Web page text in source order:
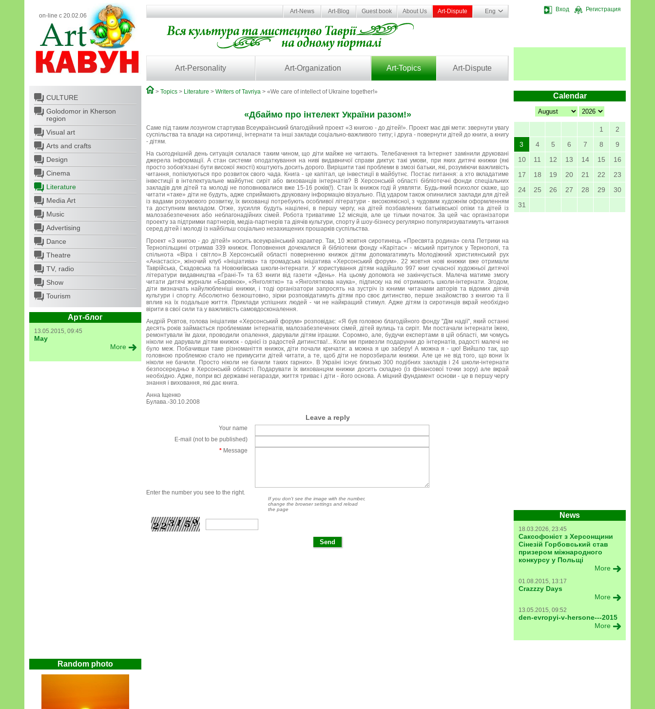
on-line с 20.02.06
Вход Регистрация
Art-News Art-Blog Guest book About Us Art-Dispute Eng
Art-Personality Art-Organization Art-Topics Art-Dispute
CULTURE
Golodomor in Kherson
region
Visual art
Arts and crafts
Design
Cinema
Literature
Media Art
Music
Advertising
Dance
Theatre
TV, radio
Show
Tourism
Арт-блог
13.05.2015, 09:45
May
More
Random photo
Calendar
1
2
3
4 5 6 7 8
9
10
11 12 13 14 15
16
17
18 19 20 21 22
23
24
25 26 27 28 29
30
31
News
18.03.2026, 23:45
Саксофоніст з Херсонщини
Сінезій Горбовський став
призером міжнародного
конкурсу у Польщі
More
01.08.2015, 13:17
Crazzzy Days
More
13.05.2015, 09:52
den-evropyi-v-hersone---2015
More
> Topics > Literature > Writers of Tavriya > «We care of intellect of Ukraine together!»
«Дбаймо про інтелект України разом!»
Саме під таким лозунгом стартував Всеукраїнський благодійний проект «З книгою - до дітей!». Проект має дві мети: звернути увагу
суспільства та влади на сиротинці, інтернати та інші заклади соціально-важливого типу; і друга - повернути дітей до книги, а книгу
- дітям.
На сьогоднішній день ситуація склалася таким чином, що діти майже не читають. Телебачення та Інтернет замінили друковані
джерела інформації. А стан системи оподаткування на ниві видавничої справи диктує такі умови, при яких дитячі книжки (які
просто зобов'язані бути високої якості) коштують досить дорого. Вирішити такі проблеми в змозі батьки, які, розуміючи важливість
читання, попіклуються про розвиток свого чада. Книга - це капітал, це інвестиції в майбутнє. Постає питання: а хто вкладатиме
інвестиції в інтелектуальне майбутнє сиріт або вихованців інтернатів? В Херсонській області бібліотечні фонди спеціальних
закладів для дітей та молоді не поповнювалися вже 15-16 років(!). Стан їх книжок годі й уявляти. Будь-який психолог скаже, що
читати «таке» діти не будуть, адже сприймають друковану інформацію візуально. Під ударом також опинилися заклади для дітей
із вадами розумового розвитку, їх вихованці потребують особливої літератури - високоякісної, з чудовим художнім оформленням
та доступним викладом. Отже, зусилля будуть націлені, в першу чергу, на дітей позбавлених батьківської опіки та дітей із
малозабезпечених або неблагонадійних сімей. Робота триватиме 12 місяців, але це тільки початок. За цей час організатори
проекту за підтримки партнерів, медіа-партнерів та діячів культури, спорту й шоу-бізнесу регулярно популяризуватимуть читання
серед дітей і молоді із найбільш соціально незахищених прошарків суспільства.
Проект «З книгою - до дітей!» носить всеукраїнський характер. Так, 10 жовтня сиротинець «Пресвята родина» села Петрики на
Тернопільщині отримав 339 книжок. Поповнення дочекалися й бібліотеки фонду «Карітас» - міський притулок у Тернополі, та
спільнота «Віра і світло».В Херсонській області поверненню книжок дітям допомагатимуть Молодіжний християнський рух
«Анастасіс», жіночий клуб «Ініціатива» та громадська ініціатива «Херсонський форум». 22 жовтня нові книжки вже отримали
Таврійська, Скадовська та Новокиївська школи-інтернати. У користування дітям надійшло 997 книг сучасної художньої дитячої
літератури видавництва «Грані-Т» та 63 книги від газети «День». На цьому допомога не закінчується. Малеча матиме змогу
читати дитячі журнали «Барвінок», «Янголятко» та «Янголяткова наука», підписку на які отримають школи-інтернати. Згодом,
діти визначать найулюбленіші книжки, і тоді організатори запросять на зустріч із юними читачами авторів та відомих діячів
культури і спорту. Абсолютно безкоштовно, зірки розповідатимуть дітям про своє дитинство, перше знайомство з книгою та її
вплив на їх подальше життя. Приклади успішних людей - чи не найкращий стимул. Адже дітям із сиротинців вкрай необхідно
вірити в свої сили та у важливість самовдосконалення.
Андрій Рєвтов, голова ініціативи «Херсонський форум» розповідає: «Я був головою благодійного фонду "Дім надії", який останні
десять років займається проблемами інтернатів, малозабезпечених сімей, дітей вулиць та сиріт. Ми постачали інтернати їжею,
ремонтували їм дахи, проводили опалення, дарували дітям іграшки. Соромно, але, будучи експертами в цій області, ми чомусь
ніколи не дарували дітям книжок - однієї із радостей дитинства!... Коли ми привезли подарунки до інтернатів, радості малечі не
було меж. Побачивши таке різноманіття книжок, діти почали кричати: а можна я цю заберу! А можна я - цю! Вийшло так, що
головною проблемою стало не примусити дітей читати, а те, щоб діти не порозбирали книжки. Але це не від того, що вони їх
ніколи не бачили. Просто ніколи не бачили таких гарних». В Україні існує близько 300 подібних закладів і 24 школи-інтернати
безпосередньо в Херсонській області. Подарувати їх вихованцям книжки досить складно (із фінансової точки зору) але вкрай
необхідно. Адже, попри всі державні негаразди, життя триває і діти - його основа. А міцний фундамент основи - це в першу чергу
знання і виховання, які дає книга.
Анна Іщенко
Булава.-30.10.2008
Leave a reply
Your name
E-mail (not to be published)
* Message
Enter the number you see to the right.
If you don't see the image with the number,
change the browser settings and reload
the page